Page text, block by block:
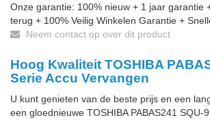
Onze garantie: 100% nieuw + 1 jaar garantie
terug + 100% Veilig Winkelen Garantie +
Neem contact op over dit product
Hoog Kwaliteit TOSHIBA
Serie Accu Vervangen
U kunt genieten van de beste prijs en een
een gloednieuwe TOSHIBA PABAS241 SQU-